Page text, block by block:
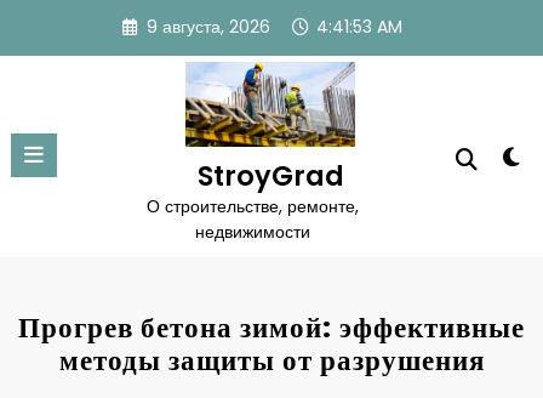
содержимому
9 августа, 2026 4:41:54 AM
StroyGrad
О строительстве, ремонте,
недвижимости
Прогрев бетона зимой: эффективные
методы защиты от разрушения